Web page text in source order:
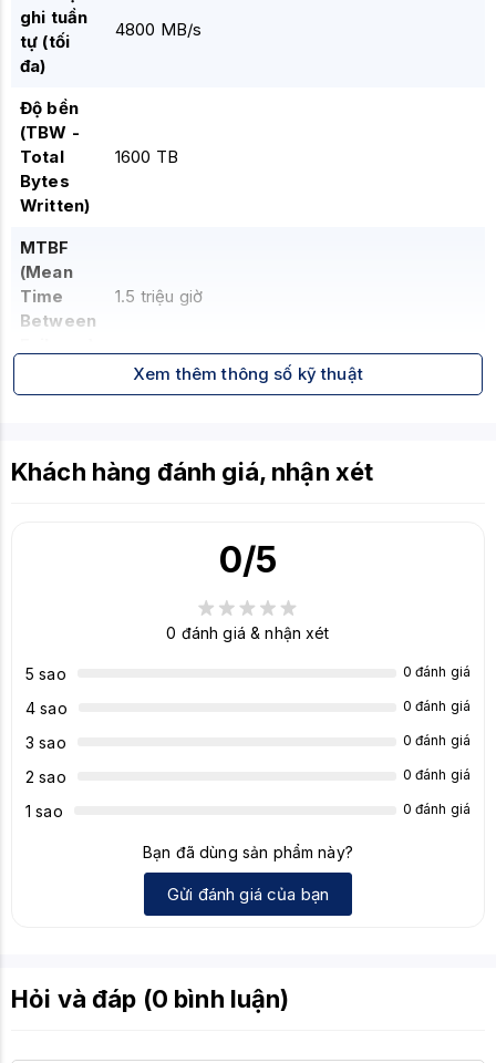
ghi tuần
tự (tối
đa)
4800 MB/s
Độ bền
(TBW -
Total
Bytes
Written)
1600 TB
MTBF
(Mean
Time
Between
1.5 triệu giờ
22 x 80 x 15 mm (bao gồm tản nhiệt)
hoạt
0°C đến 70°C
-40°C đến 85°C
bật
Tản nhiệt tích hợp giúp duy trì hiệu năng ổn
định, dung lượng cực lớn, phù hợp cho gaming,
Xem thêm thông số kỹ thuật
Khách hàng đánh giá, nhận xét
0/5
0 đánh giá & nhận xét
5 sao 0 đánh giá
4 sao 0 đánh giá
3 sao 0 đánh giá
2 sao 0 đánh giá
1 sao 0 đánh giá
Bạn đã dùng sản phẩm này?
Gửi đánh giá của bạn
Hỏi và đáp (0 bình luận)